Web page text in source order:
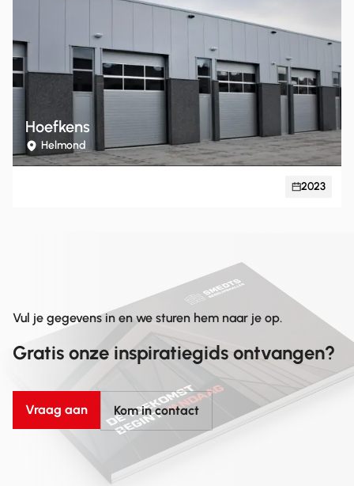
Hoefkens
Helmond
2023
Vul je gegevens in en we sturen hem naar je op.
Gratis onze inspiratiegids ontvangen?
Vraag aan Kom in contact